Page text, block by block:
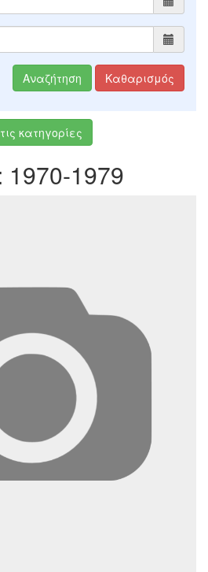
Αναζήτηση Καθαρισμός
κατηγορίες
1979